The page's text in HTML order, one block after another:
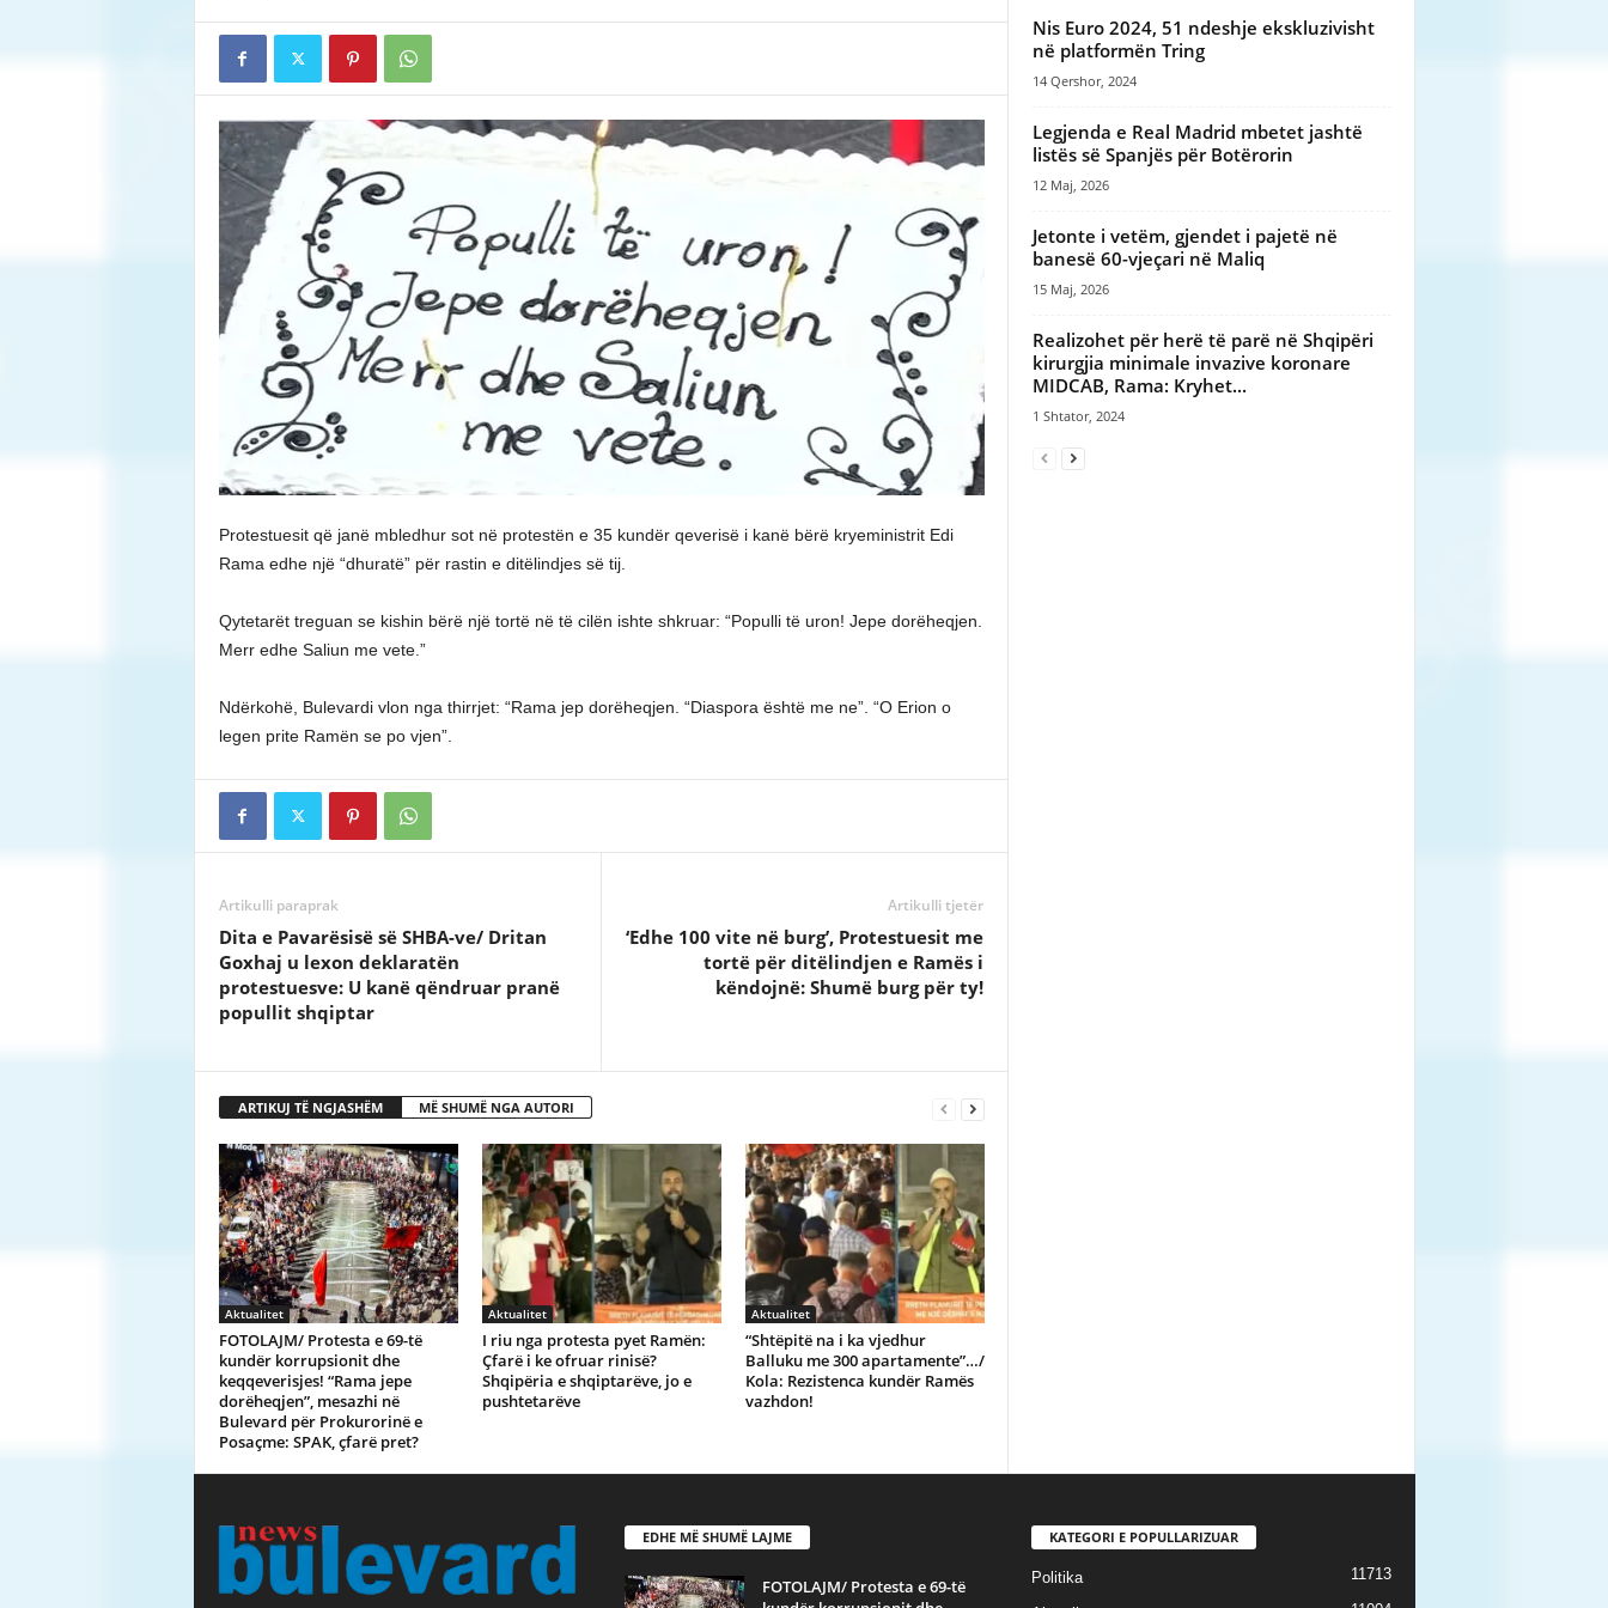
Protestuesit që janë mbledhur sot në protestën e 35 kundër qeverisë i kanë bërë kryeministrit Edi
Rama edhe një “dhuratë” për rastin e ditëlindjes së tij.
Qytetarët treguan se kishin bërë një tortë në të cilën ishte shkruar: “Populli të uron! Jepe dorëheqjen.
Merr edhe Saliun me vete.”
Ndërkohë, Bulevardi vlon nga thirrjet: “Rama jep dorëheqjen. “Diaspora është me ne”. “O Erion o
legen prite Ramën se po vjen”.
Artikulli paraprak
Dita e Pavarësisë së SHBA-ve/ Dritan
Goxhaj u lexon deklaratën
protestuesve: U kanë qëndruar pranë
popullit shqiptar
Artikulli tjetër
‘Edhe 100 vite në burg’, Protestuesit me
tortë për ditëlindjen e Ramës i
këndojnë: Shumë burg për ty!
ARTIKUJ TË NGJASHËM MË SHUMË NGA AUTORI
Aktualitet
FOTOLAJM/ Protesta e 69-të
kundër korrupsionit dhe
keqqeverisjes! “Rama jepe
dorëheqjen”, mesazhi në
Bulevard për Prokurorinë e
Posaçme: SPAK, çfarë pret?
Aktualitet
I riu nga protesta pyet Ramën:
Çfarë i ke ofruar rinisë?
Shqipëria e shqiptarëve, jo e
pushtetarëve
Aktualitet
“Shtëpitë na i ka vjedhur
Balluku me 300 apartamente”…/
Kola: Rezistenca kundër Ramës
vazhdon!
Nis Euro 2024, 51 ndeshje ekskluzivisht
në platformën Tring
14 Qershor, 2024
Legjenda e Real Madrid mbetet jashtë
listës së Spanjës për Botërorin
12 Maj, 2026
Jetonte i vetëm, gjendet i pajetë në
banesë 60-vjeçari në Maliq
15 Maj, 2026
Realizohet për herë të parë në Shqipëri
kirurgjia minimale invazive koronare
MIDCAB, Rama: Kryhet...
1 Shtator, 2024
EDHE MË SHUMË LAJME
FOTOLAJM/ Protesta e 69-të
KATEGORI E POPULLARIZUAR
Politika 11713